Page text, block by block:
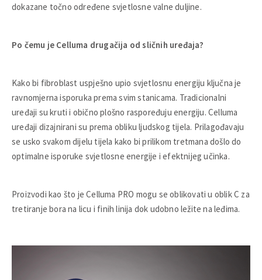
dokazane točno određene svjetlosne valne duljine.
Po čemu je Celluma drugačija od sličnih uređaja?
Kako bi fibroblast uspješno upio svjetlosnu energiju ključna je
ravnomjerna isporuka prema svim stanicama. Tradicionalni
uređaji su kruti i obično plošno raspoređuju energiju. Celluma
uređaji dizajnirani su prema obliku ljudskog tijela. Prilagođavaju
se usko svakom dijelu tijela kako bi prilikom tretmana došlo do
optimalne isporuke svjetlosne energije i efektnijeg učinka.
Proizvodi kao što je Celluma PRO mogu se oblikovati u oblik C za
tretiranje bora na licu i finih linija dok udobno ležite na leđima.